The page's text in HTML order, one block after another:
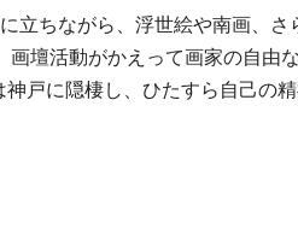
立ちながら、浮世絵や南画、さ
壇活動がかえって画家の自由な
戸に隠棲し、ひたすら自己の